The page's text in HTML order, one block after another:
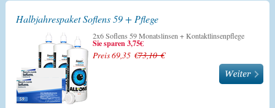
Halbjahrespaket Soflens 59 + Pflege
2x6 Soflens 59 Monatslinsen + Kontaktlinsenpflege
Sie sparen 3,75€
Preis 69,35 €73,10 €